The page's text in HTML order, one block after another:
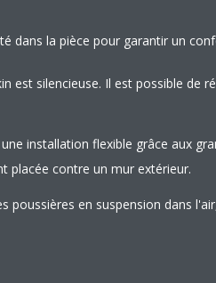
dans la pièce pour garantir un
est silencieuse. Il est possible de
installation flexible grâce aux
placée contre un mur extérieur.
poussières en suspension dans